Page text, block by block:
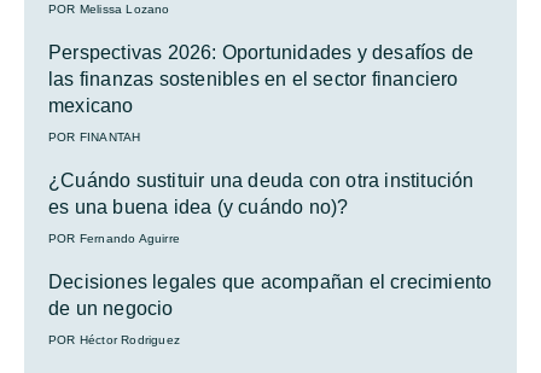
POR Melissa Lozano
Perspectivas 2026: Oportunidades y desafíos de
las finanzas sostenibles en el sector financiero
mexicano
POR FINANTAH
¿Cuándo sustituir una deuda con otra institución
es una buena idea (y cuándo no)?
POR Fernando Aguirre
Decisiones legales que acompañan el crecimiento
de un negocio
POR Héctor Rodriguez